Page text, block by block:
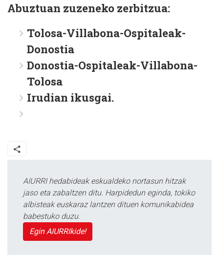
Abuztuan zuzeneko zerbitzua:
Tolosa-Villabona-Ospitaleak-
Donostia
Donostia-Ospitaleak-Villabona-
Tolosa
Irudian ikusgai.
AIURRI hedabideak eskualdeko nortasun hitzak
jaso eta zabaltzen ditu. Harpidedun eginda, tokiko
albisteak euskaraz lantzen dituen komunikabidea
babestuko duzu.
Egin AIURRIkide!